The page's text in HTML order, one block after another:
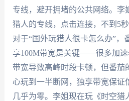
专线，避开拥堵的公共网络。李
猎人的专线，点击连接，不到5
对于“国外玩猎人很卡怎么办”，
享100M带宽是关键——很多加速
带宽导致高峰时段卡顿，但番茄
心玩到一半断网，独享带宽保证
几乎为零。李姐现在玩《时空猎